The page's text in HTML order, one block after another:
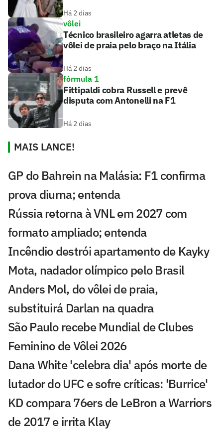
Há 2 dias
vôlei
Técnico brasileiro agarra atletas de
vôlei de praia pelo braço na Itália
Há 2 dias
fórmula 1
Fittipaldi cobra Russell e prevê
disputa com Antonelli na F1
Há 2 dias
MAIS LANCE!
GP do Bahrein na Malásia: F1 confirma
prova diurna; entenda
Rússia retorna à VNL em 2027 com
formato ampliado; entenda
Incêndio destrói apartamento de Kayky
Mota, nadador olímpico pelo Brasil
Anders Mol, do vôlei de praia,
substituirá Darlan na quadra
São Paulo recebe Mundial de Clubes
Feminino de Vôlei 2026
Dana White 'celebra dia' após morte de
lutador do UFC e sofre críticas: 'Burrice'
KD compara 76ers de LeBron a Warriors
de 2017 e irrita Klay